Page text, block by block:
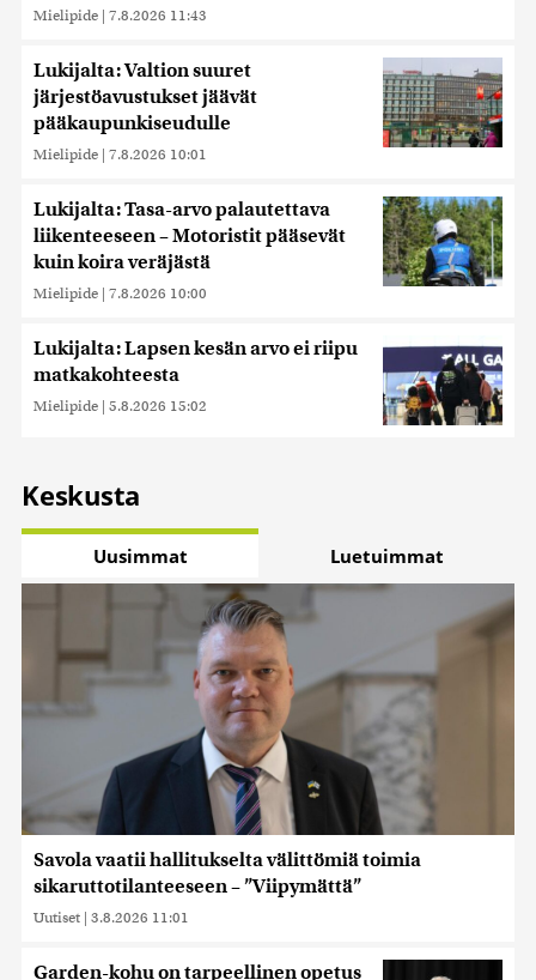
Mielipide | 7.8.2026 11:43
Lukijalta: Valtion suuret
järjestöavustukset jäävät
pääkaupunkiseudulle
Mielipide | 7.8.2026 10:01
Lukijalta: Tasa-arvo palautettava
liikenteeseen – Motoristit pääsevät
kuin koira veräjästä
Mielipide | 7.8.2026 10:00
Lukijalta: Lapsen kesän arvo ei riipu
matkakohteesta
Mielipide | 5.8.2026 15:02
Keskusta
Uusimmat Luetuimmat
Savola vaatii hallitukselta välittömiä toimia
sikaruttotilanteeseen – ”Viipymättä”
Uutiset | 3.8.2026 11:01
Garden-kohu on tarpeellinen opetus